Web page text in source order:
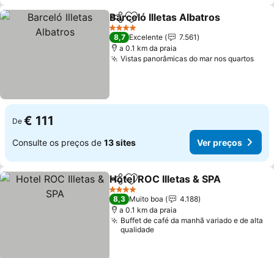
PartilharAdicionar aos favoritos
Barceló Illetas Albatros
4 Estrelas
8,7 Excelente
7.561
a 0.1 km da praia
Vistas panorâmicas do mar nos quartos
De € 111
Consulte os preços de 13 sites Ver preços
PartilharAdicionar aos favoritos
Hotel ROC Illetas & SPA
4 Estrelas
8,3 Muito boa
4.188
a 0.1 km da praia
Buffet de café da manhã variado e de alta
qualidade